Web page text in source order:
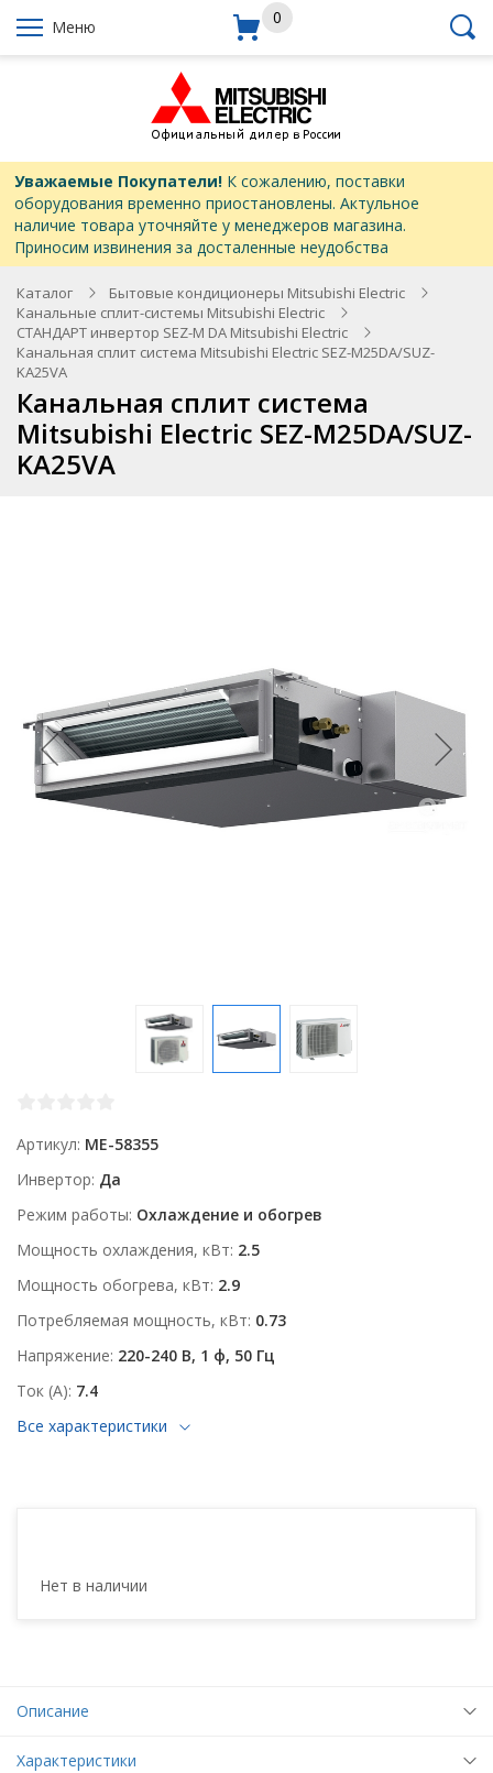
Меню 0
Уважаемые Покупатели!К сожалению, поставки
оборудования временно приостановлены. Актульное
наличие товара уточняйте у менеджеров магазина.
Приносим извинения за досталенные неудобства
Каталог
Бытовые кондиционеры Mitsubishi Electric
Канальные сплит-системы Mitsubishi Electric
СТАНДАРТ инвертор SEZ-M DA Mitsubishi Electric
Канальная сплит система Mitsubishi Electric SEZ-M25DA/SUZ-
KA25VA
Канальная сплит система
Mitsubishi Electric SEZ-M25DA/SUZ-
KA25VA
Артикул ME-58355
Инвертор Да
Режим работы Охлаждение и обогрев
Мощность охлаждения, кВт 2.5
Мощность обогрева, кВт 2.9
Потребляемая мощность, кВт 0.73
Напряжение 220-240 В, 1 ф, 50 Гц
Ток (А) 7.4
Все характеристики
Нет в наличии
Описание
Характеристики